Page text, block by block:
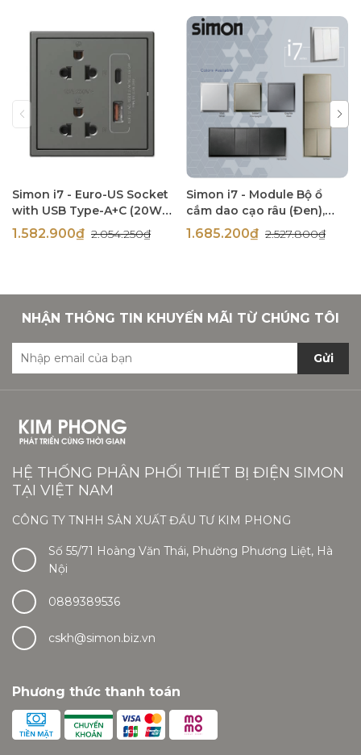
Simon i7 - Euro-US Socket
with USB Type-A+C (20W),
(Đen), 71E7251-26
1.582.900₫ 2.054.250₫
Simon i7 - Module Bộ ổ
cắm dao cạo râu (Đen),
714504-26
1.685.200₫ 2.527.800₫
NHẬN THÔNG TIN KHUYẾN MÃI TỪ CHÚNG TÔI
Gửi
HỆ THỐNG PHÂN PHỐI THIẾT BỊ ĐIỆN SIMON
TẠI VIỆT NAM
CÔNG TY TNHH SẢN XUẤT ĐẦU TƯ KIM PHONG
Số 55/71 Hoàng Văn Thái, Phường Phương Liệt, Hà
Nội
0889389536
cskh@simon.biz.vn
Phương thức thanh toán